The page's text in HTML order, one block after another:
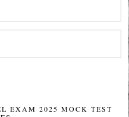
EXAM 2025 MOCK TEST